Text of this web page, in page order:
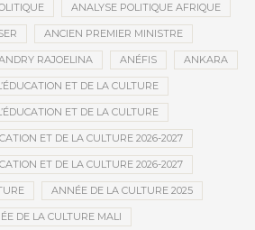
ANALYSE POLITIQUE AFRIQUE
ANCIEN PREMIER MINISTRE
RAJOELINA ANÉFIS ANKARA
ET DE LA CULTURE
ET DE LA CULTURE
ET DE LA CULTURE 2026-2027
ET DE LA CULTURE 2026-2027
ANNÉE DE LA CULTURE 2025
DE LA CULTURE MALI